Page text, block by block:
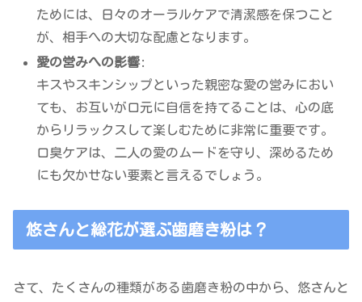
ためには、日々のオーラルケアで清潔感を保つこと
が、相手への大切な配慮となります。
愛の営みへの影響:
キスやスキンシップといった親密な愛の営みにおい
ても、お互いが口元に自信を持てることは、心の底
からリラックスして楽しむために非常に重要です。
口臭ケアは、二人の愛のムードを守り、深めるため
にも欠かせない要素と言えるでしょう。
悠さんと総花が選ぶ歯磨き粉は？
さて、たくさんの種類がある歯磨き粉の中から、悠さんと